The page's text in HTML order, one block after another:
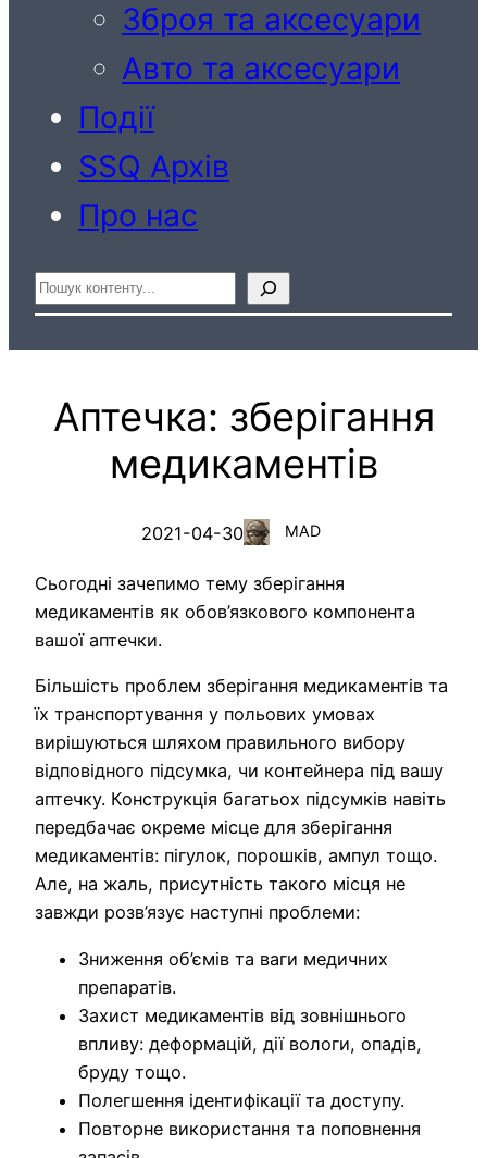
Зброя та аксесуари
Авто та аксесуари
Події
SSQ Архів
Про нас
Пошук
Аптечка: зберігання
медикаментів
2021-04-30 MAD
Сьогодні зачепимо тему зберігання
медикаментів як обов’язкового компонента
вашої аптечки.
Більшість проблем зберігання медикаментів та
їх транспортування у польових умовах
вирішуються шляхом правильного вибору
відповідного підсумка, чи контейнера під вашу
аптечку. Конструкція багатьох підсумків навіть
передбачає окреме місце для зберігання
медикаментів: пігулок, порошків, ампул тощо.
Але, на жаль, присутність такого місця не
завжди розв’язує наступні проблеми:
Зниження об’ємів та ваги медичних
препаратів.
Захист медикаментів від зовнішнього
впливу: деформацій, дії вологи, опадів,
бруду тощо.
Полегшення ідентифікації та доступу.
Повторне використання та поповнення